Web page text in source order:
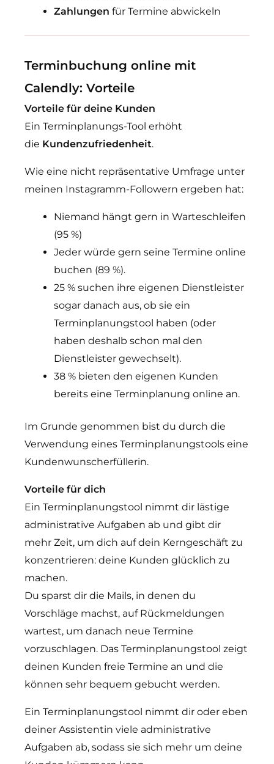
Zahlungen für Termine abwickeln
Terminbuchung online mit
Calendly: Vorteile
Vorteile für deine Kunden
Ein Terminplanungs-Tool erhöht
die Kundenzufriedenheit.
Wie eine nicht repräsentative Umfrage unter
meinen Instagramm-Followern ergeben hat:
Niemand hängt gern in Warteschleifen
(95 %)
Jeder würde gern seine Termine online
buchen (89 %).
25 % suchen ihre eigenen Dienstleister
sogar danach aus, ob sie ein
Terminplanungstool haben (oder
haben deshalb schon mal den
Dienstleister gewechselt).
38 % bieten den eigenen Kunden
bereits eine Terminplanung online an.
Im Grunde genommen bist du durch die
Verwendung eines Terminplanungstools eine
Kundenwunscherfüllerin.
Vorteile für dich
Ein Terminplanungstool nimmt dir lästige
administrative Aufgaben ab und gibt dir
mehr Zeit, um dich auf dein Kerngeschäft zu
konzentrieren: deine Kunden glücklich zu
machen.
Du sparst dir die Mails, in denen du
Vorschläge machst, auf Rückmeldungen
wartest, um danach neue Termine
vorzuschlagen. Das Terminplanungstool zeigt
deinen Kunden freie Termine an und die
können sehr bequem gebucht werden.
Ein Terminplanungstool nimmt dir oder eben
deiner Assistentin viele administrative
Aufgaben ab, sodass sie sich mehr um deine